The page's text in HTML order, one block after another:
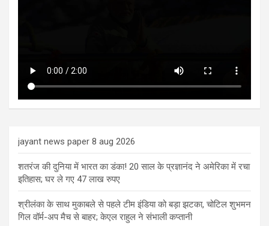
jayant news paper 8 aug 2026
शतरंज की दुनिया में भारत का डंका! 20 साल के प्रज्ञानंद ने अमेरिका में रचा
इतिहास; घर ले गए 47 लाख रुपए
श्रीलंका के साथ मुकाबले से पहले टीम इंडिया को बड़ा झटका, चोटिल शुभमन
गिल वॉर्म-अप मैच से बाहर; केएल राहुल ने संभाली कप्तानी